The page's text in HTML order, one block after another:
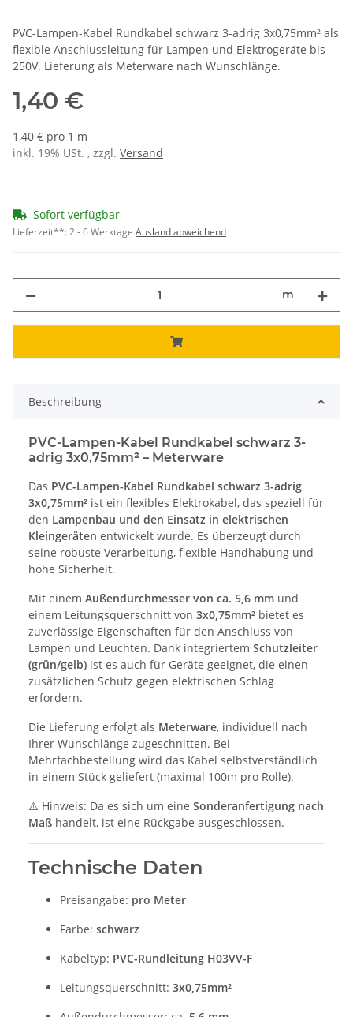
PVC-Lampen-Kabel Rundkabel schwarz 3-adrig 3x0,75mm² als
flexible Anschlussleitung für Lampen und Elektrogeräte bis
250V. Lieferung als Meterware nach Wunschlänge.
1,40 €
1,40 € pro 1 m
inkl. 19% USt. , zzgl. Versand
Sofort verfügbar
Lieferzeit**:2 - 6 Werktage Ausland abweichend
m
Beschreibung
PVC-Lampen-Kabel Rundkabel schwarz 3-
adrig 3x0,75mm² – Meterware
Das PVC-Lampen-Kabel Rundkabel schwarz 3-adrig
3x0,75mm² ist ein flexibles Elektrokabel, das speziell für
den Lampenbau und den Einsatz in elektrischen
Kleingeräten entwickelt wurde. Es überzeugt durch
seine robuste Verarbeitung, flexible Handhabung und
hohe Sicherheit.
Mit einem Außendurchmesser von ca. 5,6 mm und
einem Leitungsquerschnitt von 3x0,75mm² bietet es
zuverlässige Eigenschaften für den Anschluss von
Lampen und Leuchten. Dank integriertem Schutzleiter
(grün/gelb) ist es auch für Geräte geeignet, die einen
zusätzlichen Schutz gegen elektrischen Schlag
erfordern.
Die Lieferung erfolgt als Meterware, individuell nach
Ihrer Wunschlänge zugeschnitten. Bei
Mehrfachbestellung wird das Kabel selbstverständlich
in einem Stück geliefert (maximal 100m pro Rolle).
⚠️ Hinweis: Da es sich um eine Sonderanfertigung nach
Maß handelt, ist eine Rückgabe ausgeschlossen.
Technische Daten
Preisangabe: pro Meter
Farbe: schwarz
Kabeltyp: PVC-Rundleitung H03VV-F
Leitungsquerschnitt: 3x0,75mm²